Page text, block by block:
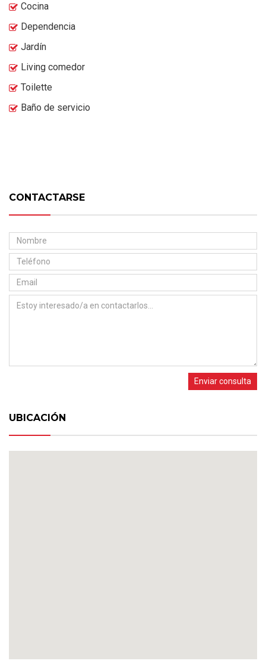
Cocina
Dependencia
Jardín
Living comedor
Toilette
Baño de servicio
CONTACTARSE
Enviar consulta
UBICACIÓN